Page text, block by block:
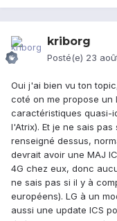
kriborg
Posté(e) 23
Oui j'ai bien vu ton
coté on me propose un
caractéristiques quasi-
l'Atrix). Et je ne sais
renseigné dessus,
devrait avoir une MAJ
4G chez eux, donc
ne sais pas si il y à
européens). LG à un
aussi une update ICS